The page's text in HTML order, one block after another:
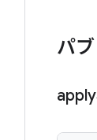
パ
apply